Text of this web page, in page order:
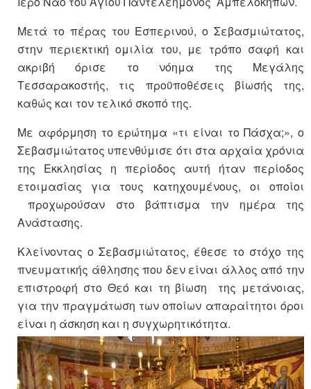
Μετά το πέρας του Εσπερινού, ο Σεβασμιώτατος,
στην περιεκτική ομιλία του, με τρόπο σαφή και
ακριβή όρισε το νόημα της Μεγάλης
Τεσσαρακοστής, τις προϋποθέσεις βίωσής της,
καθώς και τον τελικό σκοπό της.
Με αφόρμηση το ερώτημα «τι είναι το Πάσχα;», ο
Σεβασμιώτατος υπενθύμισε ότι στα αρχαία χρόνια
της Εκκλησίας η περίοδος αυτή ήταν περίοδος
ετοιμασίας για τους κατηχουμένους, οι οποίοι
προχωρούσαν στο βάπτισμα την ημέρα της
Ανάστασης.
Κλείνοντας ο Σεβασμιώτατος, έθεσε το στόχο της
πνευματικής άθλησης που δεν είναι άλλος από την
επιστροφή στο Θεό και τη βίωση της μετάνοιας,
για την πραγμάτωση των οποίων απαραίτητοι όροι
είναι η άσκηση και η συγχωρητικότητα.